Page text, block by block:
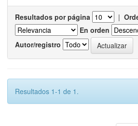
Resultados por página |
En orden
Autor/registro
Resultados 1-1 de 1.